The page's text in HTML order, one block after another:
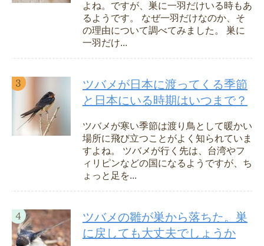
よね。ですが、巣に一羽だけいる時もあ
るようです。 なぜ一羽だけなのか、そ
の理由について調べてみました。 巣に
一羽だけ...
ツバメが日本に渡ってくる季節
と日本にいる時期はいつまで？
ツバメが寒い季節は渡り鳥として暖かい
場所に飛び立つことがよく知られていま
すよね。 ツバメが行く先は、台湾やフ
ィリピンなどの国になるようですが、ち
ょっと足を...
ツバメの雛が巣から落ちた。巣
に戻しても大丈夫でしょうか